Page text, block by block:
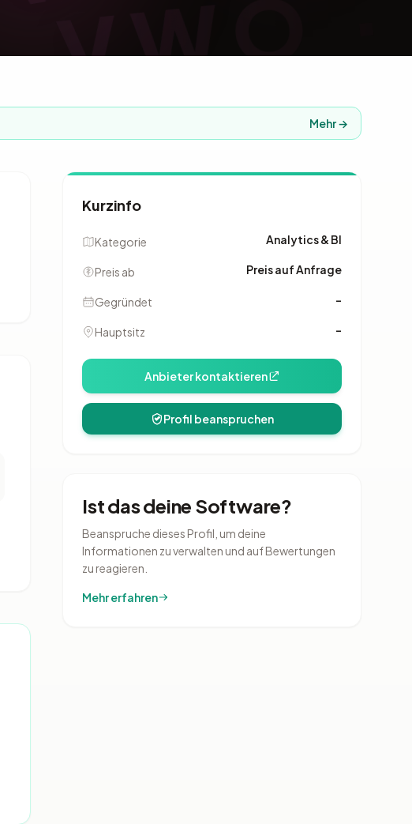
Mehr →
Kurzinfo
Kategorie Analytics & BI
Preis ab Preis auf Anfrage
Gegründet –
Hauptsitz –
Anbieter kontaktieren
Profil beanspruchen
Ist das deine Software?
Beanspruche dieses Profil, um deine
Informationen zu verwalten und auf Bewertungen
zu reagieren.
Mehr erfahren